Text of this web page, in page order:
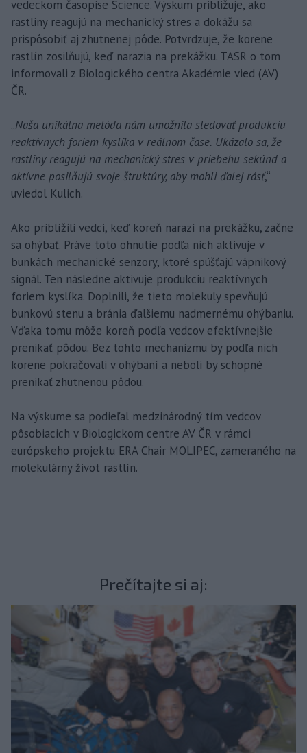
vedeckom časopise Science. Výskum približuje, ako
rastliny reagujú na mechanický stres a dokážu sa
prispôsobiť aj zhutnenej pôde. Potvrdzuje, že korene
rastlín zosilňujú, keď narazia na prekážku. TASR o tom
informovali z Biologického centra Akadémie vied (AV)
ČR.
„Naša unikátna metóda nám umožnila sledovať produkciu
reaktívnych foriem kyslíka v reálnom čase. Ukázalo sa, že
rastliny reagujú na mechanický stres v priebehu sekúnd a
aktívne posilňujú svoje štruktúry, aby mohli ďalej rásť,“
uviedol Kulich.
Ako priblížili vedci, keď koreň narazí na prekážku, začne
sa ohýbať. Práve toto ohnutie podľa nich aktivuje v
bunkách mechanické senzory, ktoré spúšťajú vápnikový
signál. Ten následne aktivuje produkciu reaktívnych
foriem kyslíka. Doplnili, že tieto molekuly spevňujú
bunkovú stenu a bránia ďalšiemu nadmernému ohýbaniu.
Vďaka tomu môže koreň podľa vedcov efektívnejšie
prenikať pôdou. Bez tohto mechanizmu by podľa nich
korene pokračovali v ohýbaní a neboli by schopné
prenikať zhutnenou pôdou.
Na výskume sa podieľal medzinárodný tím vedcov
pôsobiacich v Biologickom centre AV ČR v rámci
európskeho projektu ERA Chair MOLIPEC, zameraného na
molekulárny život rastlín.
Prečítajte si aj: